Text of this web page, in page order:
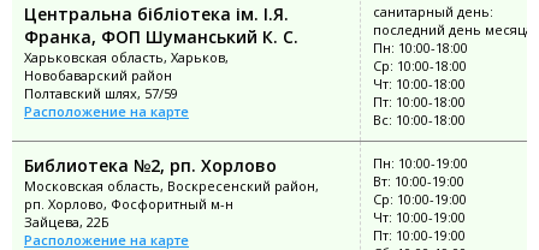
Центральна бібліотека ім. І.Я.
Франка, ФОП Шуманський К. С.
Харьковская область, Харьков,
Новобаварский район
Полтавский шлях, 57/59
Расположение на карте
санитарный день:
последний день месяца
Пн: 10:00-18:00
Ср: 10:00-18:00
Чт: 10:00-18:00
Пт: 10:00-18:00
Вс: 10:00-18:00
Библиотека №2, рп. Хорлово
Московская область, Воскресенский район,
рп. Хорлово, Фосфоритный м-н
Зайцева, 22Б
Расположение на карте
Пн: 10:00-19:00
Вт: 10:00-19:00
Ср: 10:00-19:00
Чт: 10:00-19:00
Пт: 10:00-19:00